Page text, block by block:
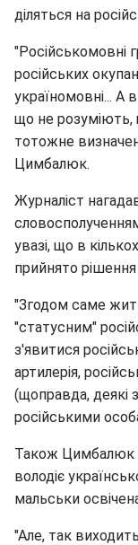
діляться на
"Російськомовні
російських
україномовні... А
що не
тотожне
Цимбалюк.
Журналіст
увазі, що в
прийнято рішення
"Згодом саме
"статусним"
з'явитися
артилерія,
(щоправда, деякі
російськими
Також Цимбалюк
володіє
мальськи
"Але, так